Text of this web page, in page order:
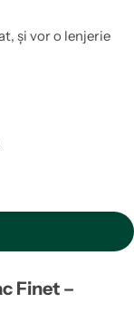
și vor o lenjerie
Finet –